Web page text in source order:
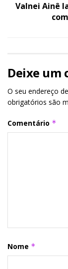
Valnei Ainê
Deixe um
O seu endereço
obrigatórios são
Comentário *
Nome *